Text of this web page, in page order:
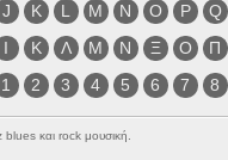
J K L M N O P
Q
Ι Κ Λ Μ Ν Ξ Ο
Π
1 2 3 4 5 6 7 8
blues και rock μουσική.